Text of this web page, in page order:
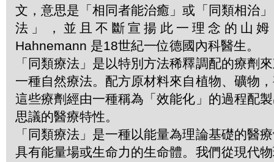
文，意思是「相同者能治癒」或「同類相治
法」，並且不斷宣揚此一理念的山姆
Hahnemann 是18世紀一位德國內科醫生。
「同類療法」是以特別方法稀釋調配的療劑
一種自然療法。配方原材料來自植物、礦物
這些療劑經由一種稱為「效能化」的過程配
思議的醫療特性。
「同類療法」是一種以能量為理論基礎的醫
具有能量場或生命力的生命體。我們從現代